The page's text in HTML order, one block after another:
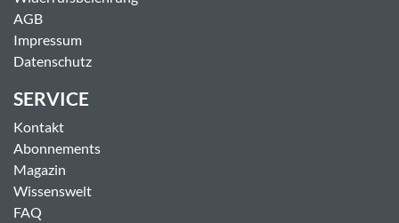
AGB
Impressum
Datenschutz
SERVICE
Kontakt
Abonnements
Magazin
Wissenswelt
FAQ